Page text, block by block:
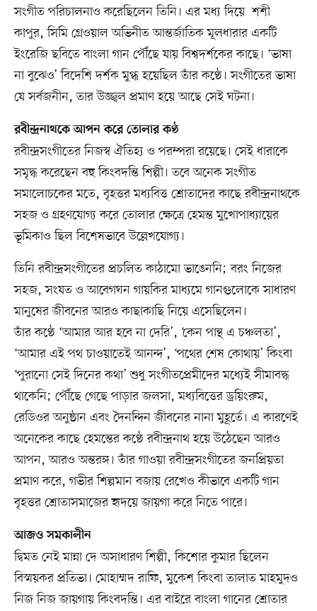
সংগীত পরিচালনাও করেছিলেন তিনি। এর মধ্য দিয়ে শশী
কাপুর, সিমি গ্রেওয়াল অভিনীত আন্তর্জাতিক মূলধারার একটি
ইংরেজি ছবিতে বাংলা গান পৌঁছে যায় বিশ্বদর্শকের কাছে। ‘ভাষা
না বুঝেও’ বিদেশি দর্শক মুগ্ধ হয়েছিল তাঁর কণ্ঠে। সংগীতের ভাষা
যে সর্বজনীন, তার উজ্জ্বল প্রমাণ হয়ে আছে সেই ঘটনা।
রবীন্দ্রনাথকে আপন করে তোলার কণ্ঠ
রবীন্দ্রসংগীতের নিজস্ব ঐতিহ্য ও পরম্পরা রয়েছে। সেই ধারাকে
সমৃদ্ধ করেছেন বহু কিংবদন্তি শিল্পী। তবে অনেক সংগীত
সমালোচকের মতে, বৃহত্তর মধ্যবিত্ত শ্রোতাদের কাছে রবীন্দ্রনাথকে
সহজ ও গ্রহণযোগ্য করে তোলার ক্ষেত্রে হেমন্ত মুখোপাধ্যায়ের
ভূমিকাও ছিল বিশেষভাবে উল্লেখযোগ্য।
তিনি রবীন্দ্রসংগীতের প্রচলিত কাঠামো ভাঙেননি; বরং নিজের
সহজ, সংযত ও আবেগঘন গায়কির মাধ্যমে গানগুলোকে সাধারণ
মানুষের জীবনের আরও কাছাকাছি নিয়ে এসেছিলেন।
তাঁর কণ্ঠে ‘আমার আর হবে না দেরি’, ‘কেন পান্থ এ চঞ্চলতা’,
‘আমার এই পথ চাওয়াতেই আনন্দ’, ‘পথের শেষ কোথায়’ কিংবা
‘পুরানো সেই দিনের কথা’ শুধু সংগীতপ্রেমীদের মধ্যেই সীমাবদ্ধ
থাকেনি; পৌঁছে গেছে পাড়ার জলসা, মধ্যবিত্তের ড্রয়িংরুম,
রেডিওর অনুষ্ঠান এবং দৈনন্দিন জীবনের নানা মুহূর্তে। এ কারণেই
অনেকের কাছে হেমন্তের কণ্ঠে রবীন্দ্রনাথ হয়ে উঠেছেন আরও
আপন, আরও অন্তরঙ্গ। তাঁর গাওয়া রবীন্দ্রসংগীতের জনপ্রিয়তা
প্রমাণ করে, গভীর শিল্পমান বজায় রেখেও কীভাবে একটি গান
বৃহত্তর শ্রোতাসমাজের হৃদয়ে জায়গা করে নিতে পারে।
আজও সমকালীন
দ্বিমত নেই মান্না দে অসাধারণ শিল্পী, কিশোর কুমার ছিলেন
বিস্ময়কর প্রতিভা। মোহাম্মদ রাফি, মুকেশ কিংবা তালাত মাহমুদও
নিজ নিজ জায়গায় কিংবদন্তি। এর বাইরে বাংলা গানের শ্রোতার